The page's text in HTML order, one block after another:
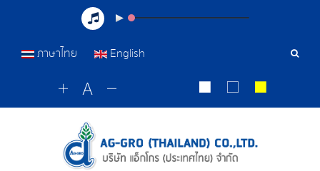
เครื่อ
ภาษาไทย English